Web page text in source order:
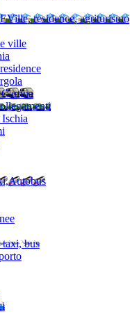
Ville, residence, agriturismo
ville
bus